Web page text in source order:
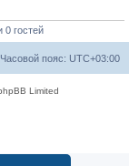
0 гостей
Часовой пояс: UTC+03:00
Limited